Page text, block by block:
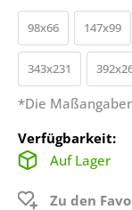
98x66 147x99
343x231
*Die
Verfügbarkeit:
Auf Lager
Zu den